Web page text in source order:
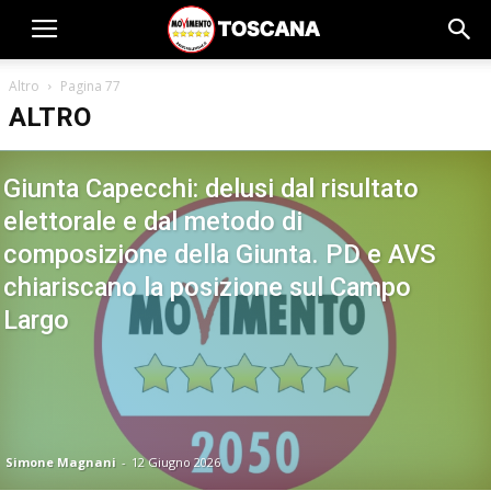
Altro Pagina 77
ALTRO
Giunta Capecchi: delusi dal risultato
elettorale e dal metodo di
composizione della Giunta. PD e AVS
chiariscano la posizione sul Campo
Largo
Simone Magnani - 12 Giugno 2026